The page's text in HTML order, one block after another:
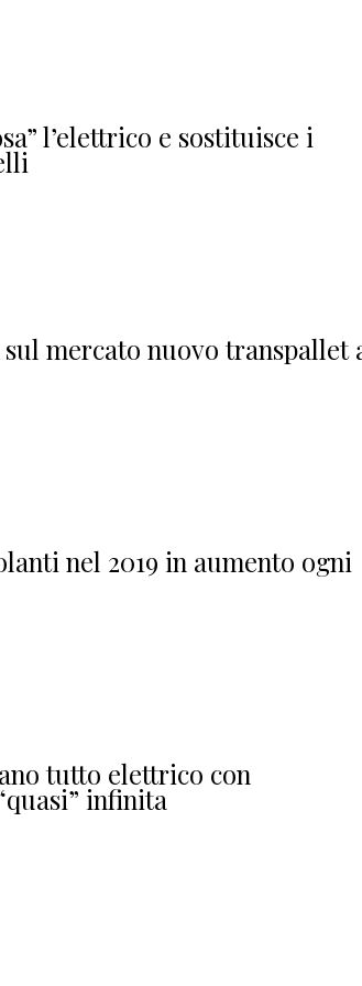
l’elettrico e sostituisce i
mercato nuovo transpallet
nel 2019 in aumento ogni
tutto elettrico con
infinita